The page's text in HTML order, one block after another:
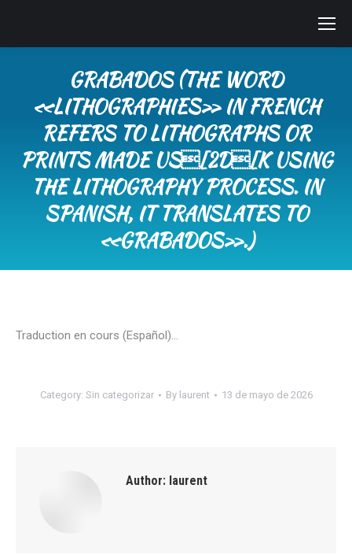
GRABADOS (THE WORD
«LITHOGRAPHIES» IN FRENCH
REFERS TO LITHOGRAPHS OR
PRINTS MADE US[2D[K USING
THE LITHOGRAPHY PROCESS. IN
SPANISH, IT TRANSLATES TO
«GRABADOS».)
Traduction en cours (Español)…
Category: Sin categorizar By laurent 13 de mayo de 2026
Author: laurent